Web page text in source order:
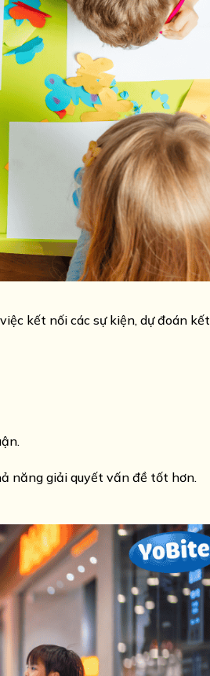
kết nối các sự kiện, dự đoán kết
năng giải quyết vấn đề tốt hơn.